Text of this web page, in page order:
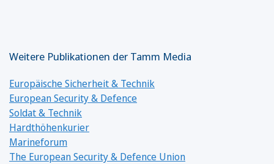
Weitere Publikationen der Tamm Media
Europäische Sicherheit & Technik
European Security & Defence
Soldat & Technik
Hardthöhenkurier
Marineforum
The European Security & Defence Union